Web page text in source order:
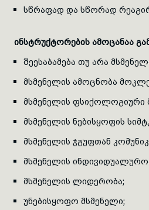
სწრაფად და სწორად
ინსტრუქტორების ამოცანაა
შეესაბამება თუ არა
მსმენელის ამოცნობა
მსმენელის ფსიქოლოგიური
მსმენელის ნებისყოფის
მსმენელის ჯგუფთან
მსმენელის
მსმენელის ლიდერობა;
უნებისყოფო მსმენელი;